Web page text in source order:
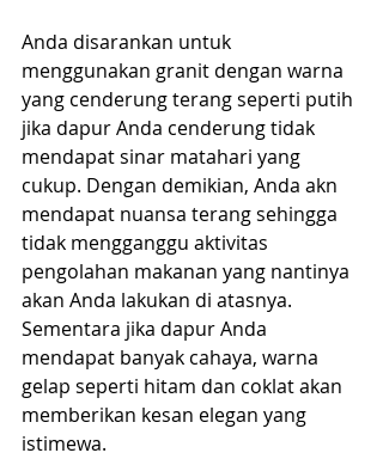
Anda disarankan untuk
menggunakan granit dengan warna
yang cenderung terang seperti putih
jika dapur Anda cenderung tidak
mendapat sinar matahari yang
cukup. Dengan demikian, Anda akn
mendapat nuansa terang sehingga
tidak mengganggu aktivitas
pengolahan makanan yang nantinya
akan Anda lakukan di atasnya.
Sementara jika dapur Anda
mendapat banyak cahaya, warna
gelap seperti hitam dan coklat akan
memberikan kesan elegan yang
istimewa.